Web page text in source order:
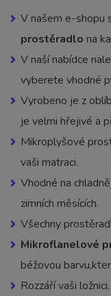
V našem e-shopu
prostěradlo na
V naší nabídce
vyberete vhodné
Vyrobeno je z
je velmi hřejivé a
Mikroplyšové
vaši matraci.
Vhodné na
zimních měsících.
Všechny
Mikroflanelové
béžovou
Rozzáří vaši ložnici.